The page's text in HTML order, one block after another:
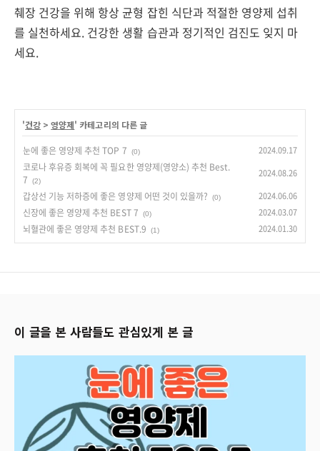
췌장 건강을 위해 항상 균형 잡힌 식단과 적절한 영양제 섭취
를 실천하세요. 건강한 생활 습관과 정기적인 검진도 잊지 마
세요.
'건강 >영양제' 카테고리의 다른 글
눈에 좋은 영양제 추천 TOP 7 (0) 2024.09.17
코로나 후유증 회복에 꼭 필요한 영양제(영양소) 추천 Best.
7
(2)
2024.08.26
갑상선 기능 저하증에 좋은 영양제 어떤 것이 있을까? (0) 2024.06.06
신장에 좋은 영양제 추천 BEST 7 (0) 2024.03.07
뇌혈관에 좋은 영양제 추천 BEST.9 (1) 2024.01.30
이 글을 본 사람들도 관심있게 본 글